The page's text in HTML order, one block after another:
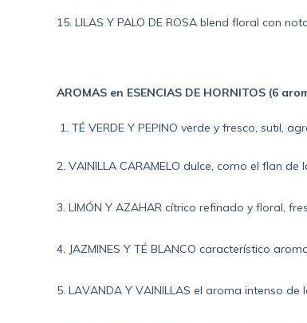
15. LILAS Y PALO DE ROSA blend floral con
AROMAS en ESENCIAS DE HORNITOS (6
1. TÉ VERDE Y PEPINO verde y fresco, sutil,
2. VAINILLA CARAMELO dulce, como el flan de
3. LIMÓN Y AZAHAR cítrico refinado y floral,
4. JAZMINES Y TÉ BLANCO característico
5. LAVANDA Y VAINILLAS el aroma intenso